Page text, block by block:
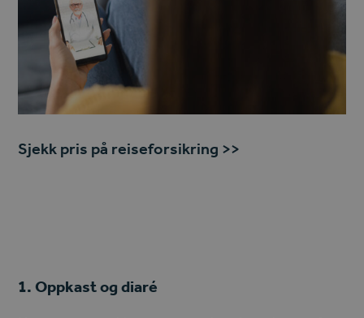
Sjekk pris på reiseforsikring >>
1. Oppkast og diaré